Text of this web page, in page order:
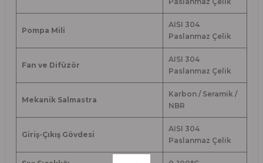
Pompa Mili
AISI 304
Paslanmaz Çelik
Fan ve Difüzör
AISI 304
Paslanmaz Çelik
Mekanik Salmastra
Karbon / Seramik /
NBR
Giriş-Çıkış Gövdesi
AISI 304
Paslanmaz Çelik